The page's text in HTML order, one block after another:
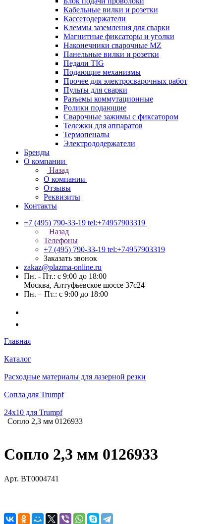
Кабельные вилки и розетки
Кассетодержатели
Клеммы заземления для сварки
Магнитные фиксаторы и уголки
Наконечники сварочные MZ
Панельные вилки и розетки
Педали TIG
Подающие механизмы
Прочее для электросварочных работ
Пульты для сварки
Разъемы коммутационные
Ролики подающие
Сварочные зажимы с фиксатором
Тележки для аппаратов
Термопеналы
Электрододержатели
Бренды
О компании
Назад
О компании
Отзывы
Реквизиты
Контакты
+7 (495) 790-33-19 tel:+74957903319
Назад
Телефоны
+7 (495) 790-33-19 tel:+74957903319
Заказать звонок
zakaz@plazma-online.ru
Пн. - Пт.: с 9:00 до 18:00
Москва, Алтуфьевское шоссе 37с24
Пн. – Пт.: с 9:00 до 18:00
Главная
Каталог
Расходные материалы для лазерной резки
Сопла для Trumpf
24х10 для Trumpf
Сопло 2,3 мм 0126933
Сопло 2,3 мм 0126933
Арт. BT0004741